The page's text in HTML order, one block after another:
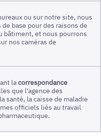
ou sur notre site, nous
base pour des raisons de
bâtiment, et nous pourrons
nos caméras de
lacorrespondance
que l'agence des
santé, la caisse de maladie
officiels liés au travail